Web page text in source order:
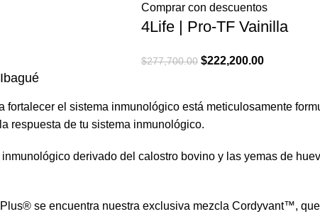
Comprar con descuentos
4Life | Pro-TF Vainilla
$277,700.00 El
era:
$277,700.00.
$222,200.00El
es:
fortalecer el sistema inmunológico está meticulosamente
respuesta de tu sistema inmunológico.
derivado del calostro bovino y las yemas de
se encuentra nuestra exclusiva mezcla Cordyvant™,